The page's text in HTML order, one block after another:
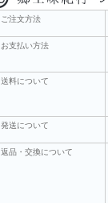
ご注文方法
お支払い方法
送料について
発送について
返品・交換について